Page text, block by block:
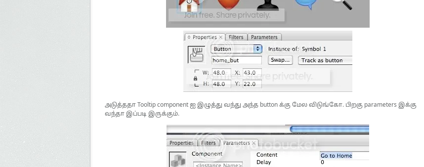
அடுத்ததா Tooltip component ஐ இழுத்து வந்து அந்த button க்கு மேல விடுங்கோ. பிறகு parameters இக்கு
வந்தா இப்படி இருக்கும்.